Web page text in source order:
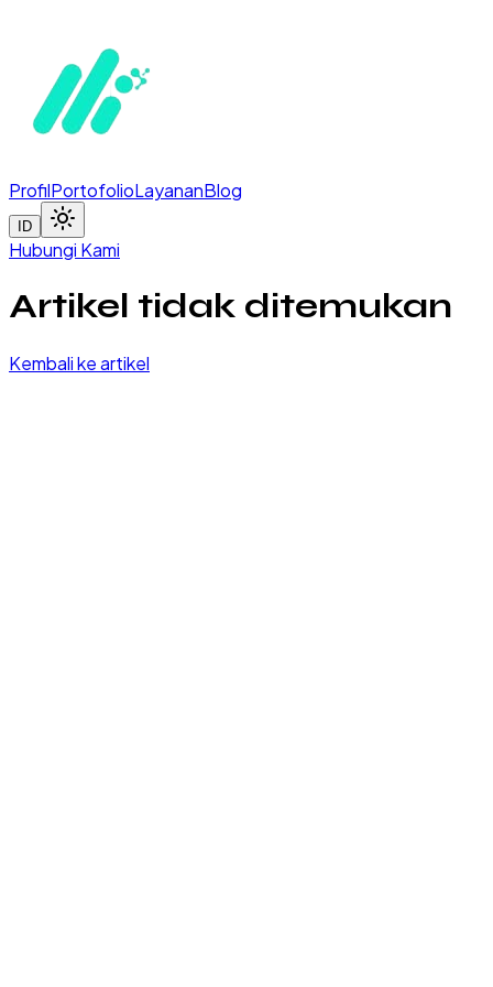
ProfilPortofolioLayananBlog
ID
Hubungi Kami
Artikel tidak ditemukan
Kembali ke artikel